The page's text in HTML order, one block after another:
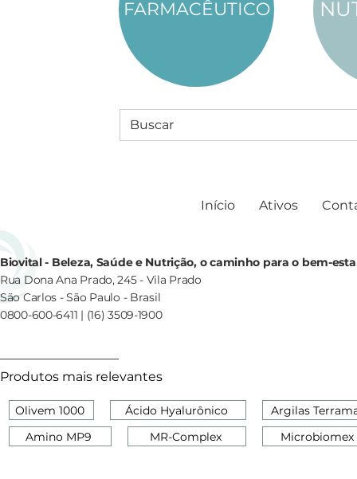
FARMACÊUTICO
Biovital - Beleza, Saúde e Nutrição, o caminho para o bem-
Rua Dona Ana Prado, 245 - Vila Prado
São Carlos - São Paulo - Brasil
0800-600-6411 | (16) 3509-1900
Início Ativos
Produtos mais relevantes
Olivem 1000
Ácido Hyalurônico
Amino MP9
MR-Complex
Argilas
Microbiomex